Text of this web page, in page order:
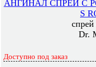
АНГИНАЛ СПРЕЙ С
S
Dr.
Доступно под заказ